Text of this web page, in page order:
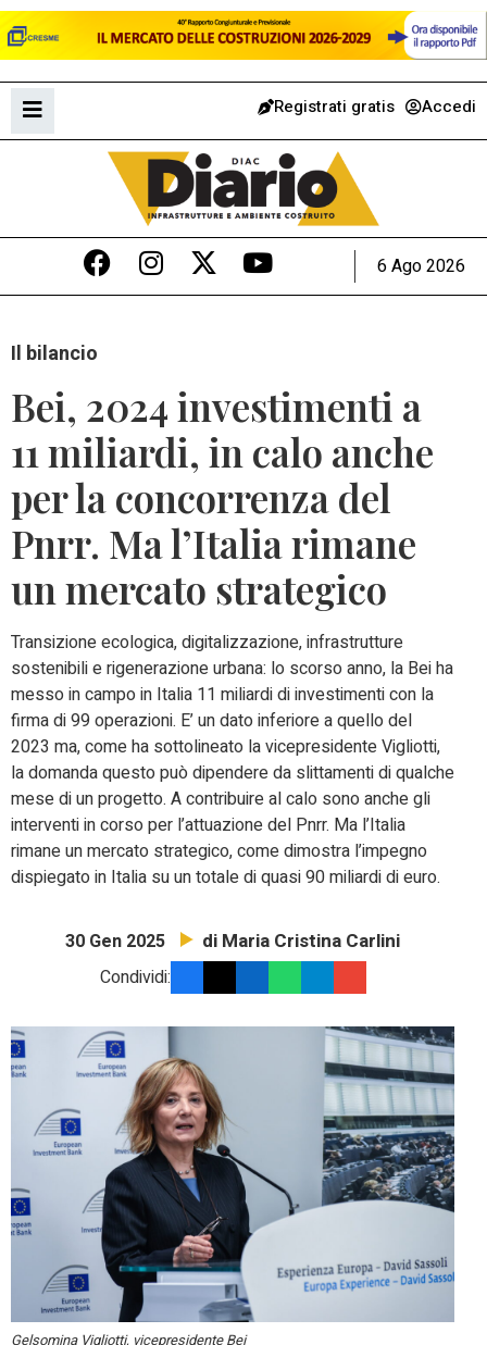
Registrati gratis Accedi
6 Ago 2026
Il bilancio
Bei, 2024 investimenti a
11 miliardi, in calo anche
per la concorrenza del
Pnrr. Ma l’Italia rimane
un mercato strategico
Transizione ecologica, digitalizzazione, infrastrutture
sostenibili e rigenerazione urbana: lo scorso anno, la Bei ha
messo in campo in Italia 11 miliardi di investimenti con la
firma di 99 operazioni. E’ un dato inferiore a quello del
2023 ma, come ha sottolineato la vicepresidente Vigliotti,
la domanda questo può dipendere da slittamenti di qualche
mese di un progetto. A contribuire al calo sono anche gli
interventi in corso per l’attuazione del Pnrr. Ma l’Italia
rimane un mercato strategico, come dimostra l’impegno
dispiegato in Italia su un totale di quasi 90 miliardi di euro.
30 Gen 2025 di Maria Cristina Carlini
Condividi:
Gelsomina Vigliotti, vicepresidente Bei